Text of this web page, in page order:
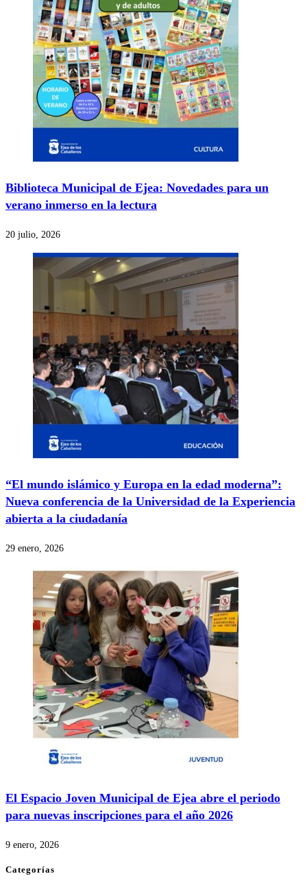
Biblioteca Municipal de Ejea: Novedades para un
verano inmerso en la lectura
20 julio, 2026
“El mundo islámico y Europa en la edad moderna”:
Nueva conferencia de la Universidad de la Experiencia
abierta a la ciudadanía
29 enero, 2026
El Espacio Joven Municipal de Ejea abre el periodo
para nuevas inscripciones para el año 2026
9 enero, 2026
Categorías